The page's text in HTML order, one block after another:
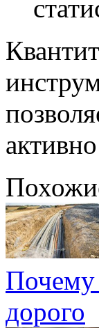
Почему
дорого